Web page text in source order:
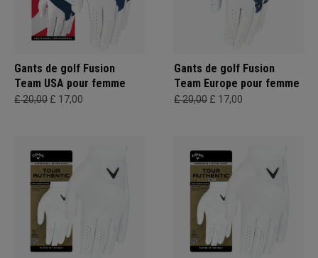
Gants de golf Fusion
Team USA pour femme
£ 20,00 £ 17,00
Gants de golf Fusion
Team Europe pour femme
£ 20,00 £ 17,00